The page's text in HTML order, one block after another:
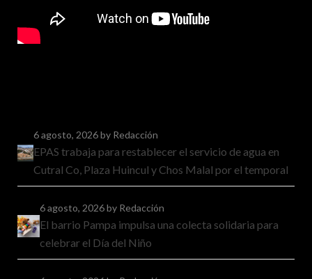
6 agosto, 2026by Redacción
EPAS trabaja para restablecer el servicio de agua en
Cutral Co, Plaza Huincul y Chos Malal por el temporal
6 agosto, 2026by Redacción
El barrio Pampa impulsa una colecta solidaria para
celebrar el Día del Niño